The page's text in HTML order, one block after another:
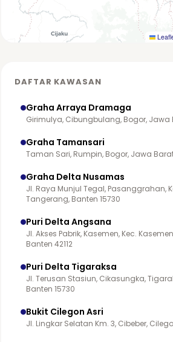
DAFTAR KAWASAN
Graha Arraya Dramaga
Girimulya, Cibungbulang, Bogor, Jawa
Graha Tamansari
Taman Sari, Rumpin, Bogor, Jawa Barat
Graha Delta Nusamas
Jl. Raya Munjul Tegal, Pasanggrahan,
Tangerang, Banten 15730
Puri Delta Angsana
Jl. Akses Pabrik, Kasemen, Kec.
Banten 42112
Puri Delta Tigaraksa
Jl. Terusan Stasiun, Cikasungka,
Banten 15730
Bukit Cilegon Asri
Jl. Lingkar Selatan Km. 3, Cibeber,